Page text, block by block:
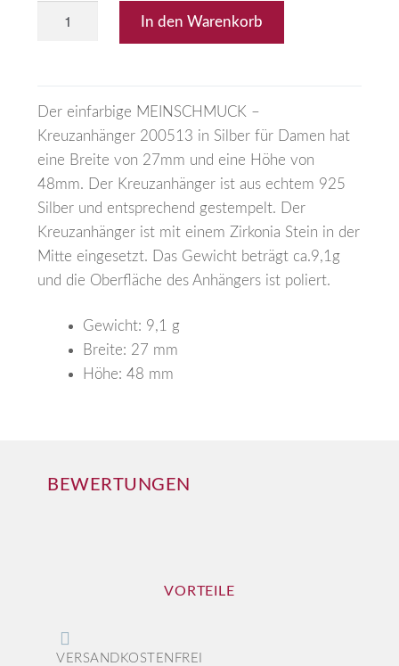
In den Warenkorb
Der einfarbige MEINSCHMUCK –
Kreuzanhänger 200513 in Silber für Damen hat
eine Breite von 27mm und eine Höhe von
48mm. Der Kreuzanhänger ist aus echtem 925
Silber und entsprechend gestempelt. Der
Kreuzanhänger ist mit einem Zirkonia Stein in der
Mitte eingesetzt. Das Gewicht beträgt ca.9,1g
und die Oberfläche des Anhängers ist poliert.
Gewicht: 9,1 g
Breite: 27 mm
Höhe: 48 mm
BEWERTUNGEN
VORTEILE
VERSANDKOSTENFREI